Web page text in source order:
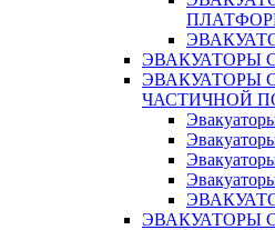
ЭВАКУАТОРЫ
ЭВАКУАТОРЫ
ЧАСТИЧНОЙ
ЭВАКУАТОРЫ